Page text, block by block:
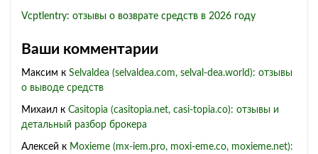
Vcptlentry: отзывы о возврате средств в 2026 году
Ваши комментарии
Максим к Selvaldea (selvaldea.com, selval-dea.world): отзывы
о выводе средств
Михаил к Casitopia (casitopia.net, casi-topia.co): отзывы и
детальный разбор брокера
Алексей к Moxieme (mx-iem.pro, moxi-eme.co, moxieme.net):